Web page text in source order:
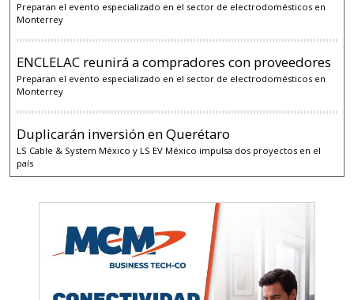
Preparan el evento especializado en el sector de electrodomésticos en
Monterrey
ENCLELAC reunirá a compradores con proveedores
Preparan el evento especializado en el sector de electrodomésticos en
Monterrey
Duplicarán inversión en Querétaro
LS Cable & System México y LS EV México impulsa dos proyectos en el
país